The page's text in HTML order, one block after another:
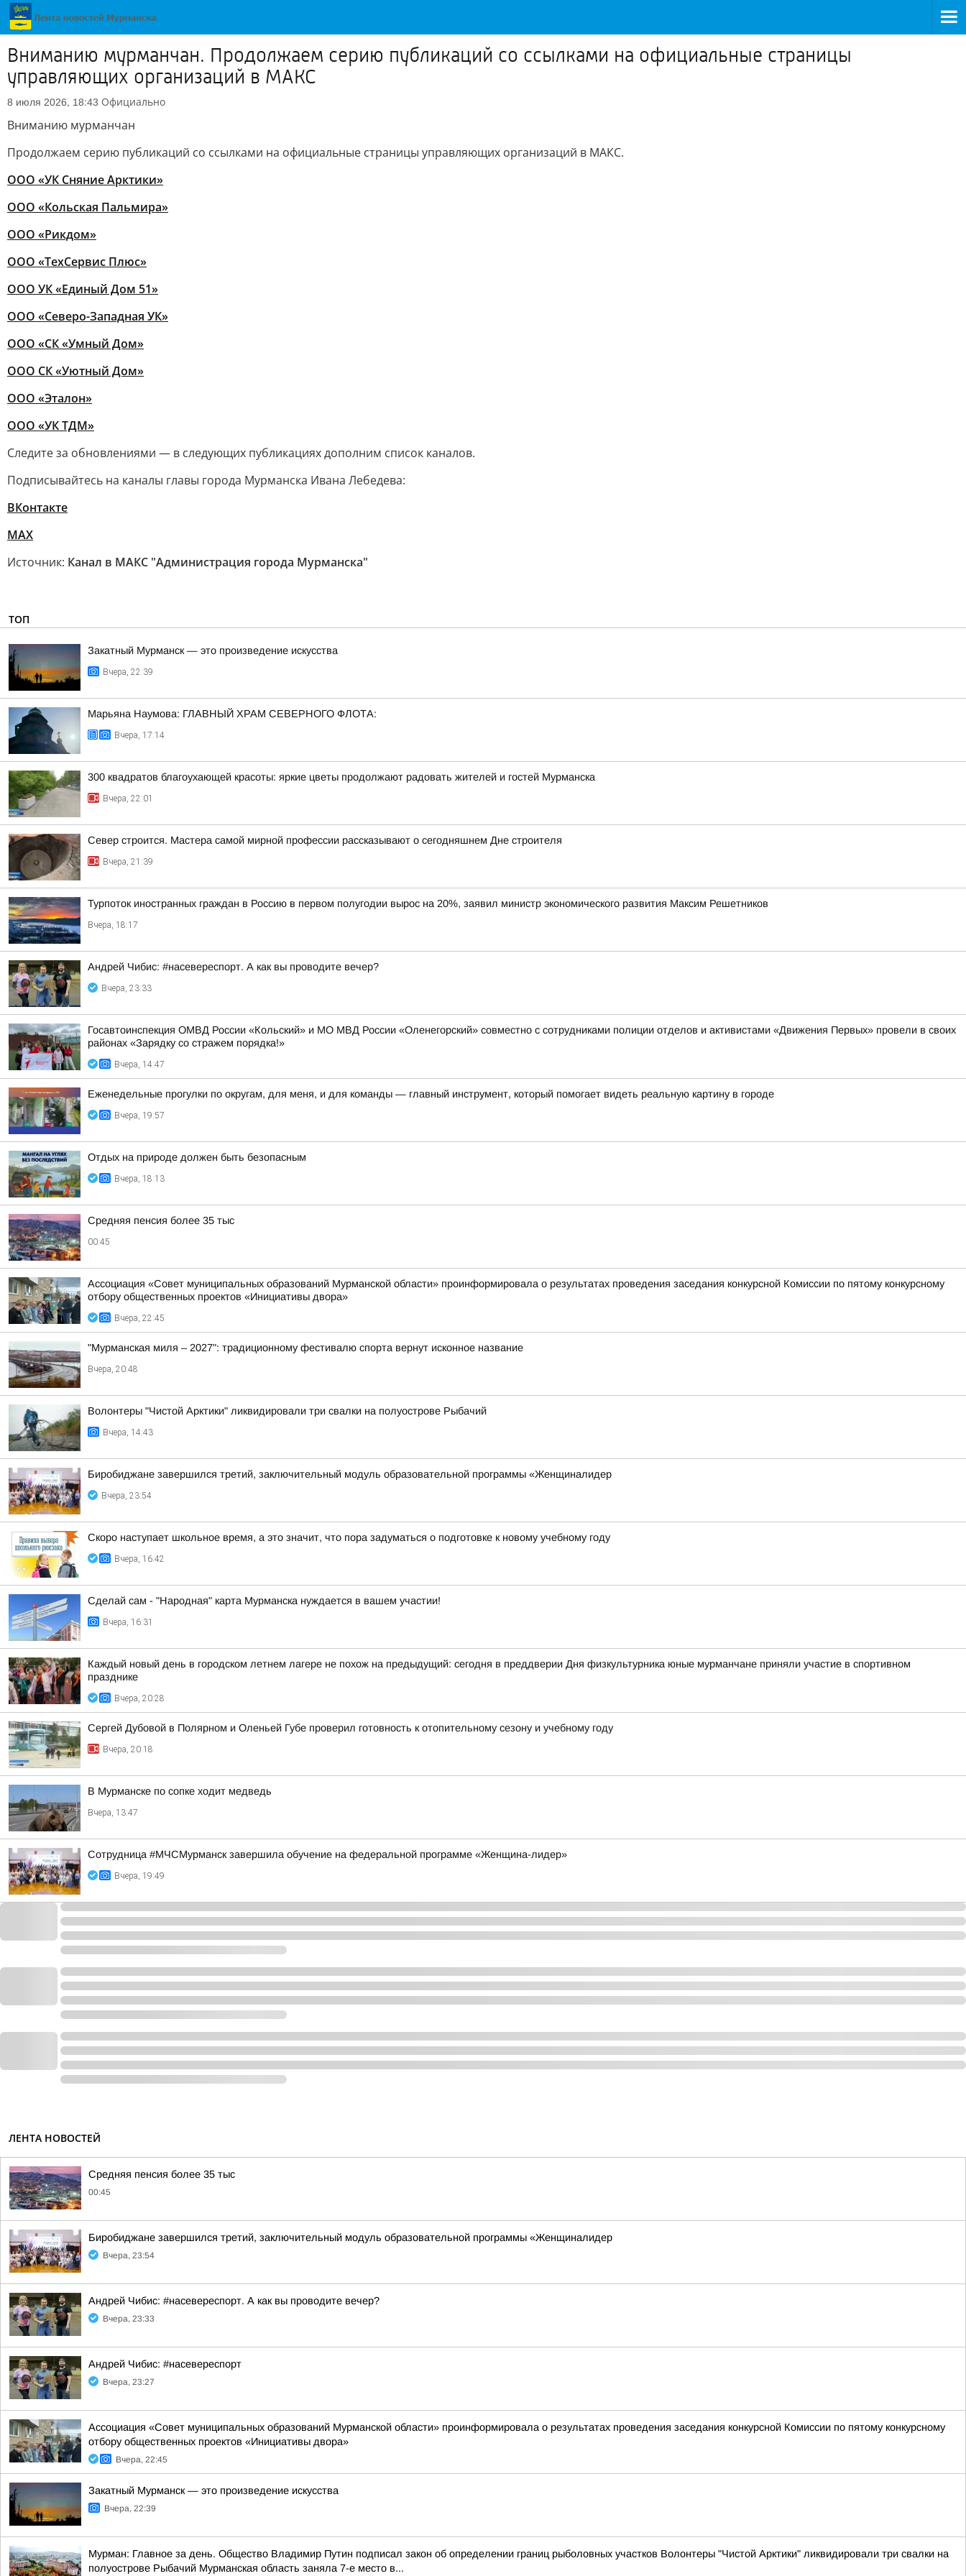
Вниманию мурманчан. Продолжаем серию публикаций со ссылками на официальные страницы
управляющих организаций в МАКС
8 июля 2026, 18:43 Официально
Вниманию мурманчан
Продолжаем серию публикаций со ссылками на официальные страницы управляющих организаций в МАКС.
ООО «УК Сняние Арктики»
ООО «Кольская Пальмира»
ООО «Рикдом»
ООО «ТехСервис Плюс»
ООО УК «Единый Дом 51»
ООО «Северо-Западная УК»
ООО «СК «Умный Дом»
ООО СК «Уютный Дом»
ООО «Эталон»
ООО «УК ТДМ»
Следите за обновлениями — в следующих публикациях дополним список каналов.
Подписывайтесь на каналы главы города Мурманска Ивана Лебедева:
ВКонтакте
MAX
Источник: Канал в МАКС "Администрация города Мурманска"
ТОП
Закатный Мурманск — это произведение искусства
Вчера, 22:39
Марьяна Наумова: ГЛАВНЫЙ ХРАМ СЕВЕРНОГО ФЛОТА:
Вчера, 17:14
300 квадратов благоухающей красоты: яркие цветы продолжают радовать жителей и гостей Мурманска
Вчера, 22:01
Север строится. Мастера самой мирной профессии рассказывают о сегодняшнем Дне строителя
Вчера, 21:39
Турпоток иностранных граждан в Россию в первом полугодии вырос на 20%, заявил министр экономического развития Максим Решетников
Вчера, 18:17
Андрей Чибис: #насевереспорт. А как вы проводите вечер?
Вчера, 23:33
Госавтоинспекция ОМВД России «Кольский» и МО МВД России «Оленегорский» совместно с сотрудниками полиции отделов и активистами «Движения Первых» провели в своих
районах «Зарядку со стражем порядка!»
Вчера, 14:47
Еженедельные прогулки по округам, для меня, и для команды — главный инструмент, который помогает видеть реальную картину в городе
Вчера, 19:57
Отдых на природе должен быть безопасным
Вчера, 18:13
Средняя пенсия более 35 тыс
00:45
Ассоциация «Совет муниципальных образований Мурманской области» проинформировала о результатах проведения заседания конкурсной Комиссии по пятому конкурсному
отбору общественных проектов «Инициативы двора»
Вчера, 22:45
"Мурманская миля – 2027": традиционному фестивалю спорта вернут исконное название
Вчера, 20:48
Волонтеры "Чистой Арктики" ликвидировали три свалки на полуострове Рыбачий
Вчера, 14:43
Биробиджане завершился третий, заключительный модуль образовательной программы «Женщиналидер
Вчера, 23:54
Скоро наступает школьное время, а это значит, что пора задуматься о подготовке к новому учебному году
Вчера, 16:42
Сделай сам - "Народная" карта Мурманска нуждается в вашем участии!
Вчера, 16:31
Каждый новый день в городском летнем лагере не похож на предыдущий: сегодня в преддверии Дня физкультурника юные мурманчане приняли участие в спортивном
празднике
Вчера, 20:28
Сергей Дубовой в Полярном и Оленьей Губе проверил готовность к отопительному сезону и учебному году
Вчера, 20:18
В Мурманске по сопке ходит медведь
Вчера, 13:47
Сотрудница #МЧСМурманск завершила обучение на федеральной программе «Женщина-лидер»
Вчера, 19:49
ЛЕНТА НОВОСТЕЙ
Средняя пенсия более 35 тыс
00:45
Биробиджане завершился третий, заключительный модуль образовательной программы «Женщиналидер
Вчера, 23:54
Андрей Чибис: #насевереспорт. А как вы проводите вечер?
Вчера, 23:33
Андрей Чибис: #насевереспорт
Вчера, 23:27
Ассоциация «Совет муниципальных образований Мурманской области» проинформировала о результатах проведения заседания конкурсной Комиссии по пятому конкурсному
отбору общественных проектов «Инициативы двора»
Вчера, 22:45
Закатный Мурманск — это произведение искусства
Вчера, 22:39
Мурман: Главное за день. Общество Владимир Путин подписал закон об определении границ рыболовных участков Волонтеры "Чистой Арктики" ликвидировали три свалки на
полуострове Рыбачий Мурманская область заняла 7-е место в...